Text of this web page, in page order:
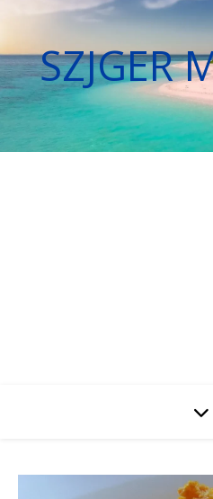
SZJGER